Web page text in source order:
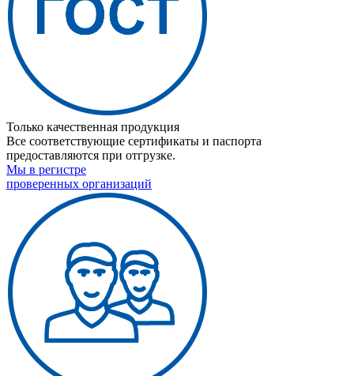
Только качественная продукция
Все соответствующие сертификаты и паспорта
предоставляются при отгрузке.
Мы в регистре
проверенных организаций